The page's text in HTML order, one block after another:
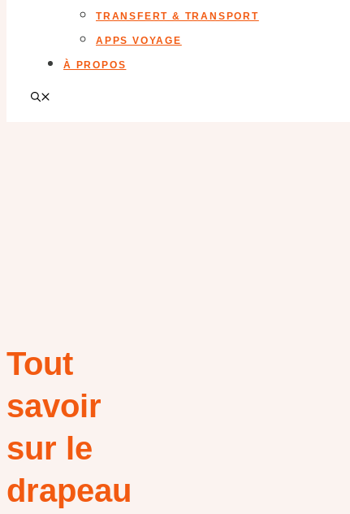
TRANSFERT & TRANSPORT
APPS VOYAGE
À PROPOS
Tout
savoir
sur le
drapeau